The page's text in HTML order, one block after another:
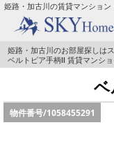
姫路・加古川の賃貸マンション
TOPページ
都市ガス·オール電化
☆新築物件☆
姫路・加古川のお部屋探しは
ベルトピア手柄Ⅱ 賃貸マンシ
物件番号/1058455291